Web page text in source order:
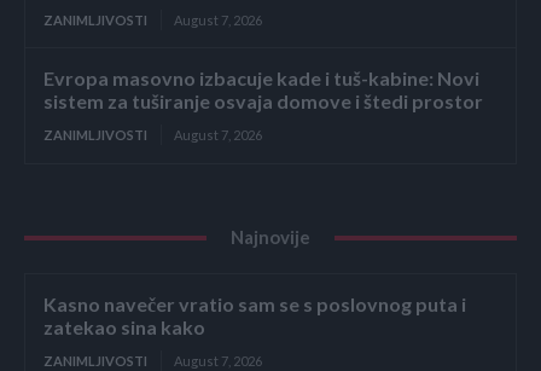
ZANIMLJIVOSTI August 7, 2026
Evropa masovno izbacuje kade i tuš-kabine: Novi
sistem za tuširanje osvaja domove i štedi prostor
ZANIMLJIVOSTI August 7, 2026
Najnovije
Kasno navečer vratio sam se s poslovnog puta i
zatekao sina kako
ZANIMLJIVOSTI August 7, 2026